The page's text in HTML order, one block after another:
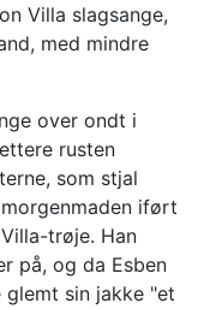
Villa slagsange,
med mindre
over ondt i
rusten
som stjal
iført
trøje. Han
på, og da Esben
sin jakke "et